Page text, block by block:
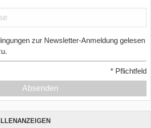
zur Newsletter-Anmeldung gelesen
* Pflichtfeld
Absenden